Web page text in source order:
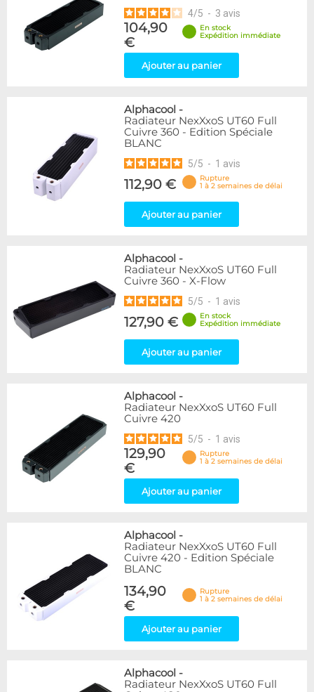
4/5 - 3 avis
104,90
€
En stock
Expédition immédiate
Ajouter au panier
Alphacool -
Radiateur NexXxoS UT60 Full
Cuivre 360 - Edition Spéciale
BLANC
5/5 - 1 avis
112,90 €
Rupture
1 à 2 semaines de délai
Ajouter au panier
Alphacool -
Radiateur NexXxoS UT60 Full
Cuivre 360 - X-Flow
5/5 - 1 avis
127,90 €
En stock
Expédition immédiate
Ajouter au panier
Alphacool -
Radiateur NexXxoS UT60 Full
Cuivre 420
5/5 - 1 avis
129,90
€
Rupture
1 à 2 semaines de délai
Ajouter au panier
Alphacool -
Radiateur NexXxoS UT60 Full
Cuivre 420 - Edition Spéciale
BLANC
134,90
€
Rupture
1 à 2 semaines de délai
Ajouter au panier
Alphacool -
Radiateur NexXxoS UT60 Full